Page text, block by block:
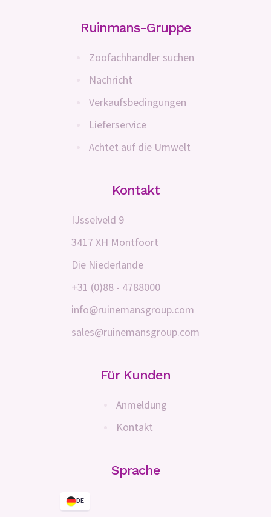
Ruinmans-Gruppe
Zoofachhandler suchen
Nachricht
Verkaufsbedingungen
Lieferservice
Achtet auf die Umwelt
Kontakt
IJsselveld 9
3417 XH Montfoort
Die Niederlande
+31 (0)88 - 4788000
info@ruinemansgroup.com
sales@ruinemansgroup.com
Für Kunden
Anmeldung
Kontakt
Sprache
DE